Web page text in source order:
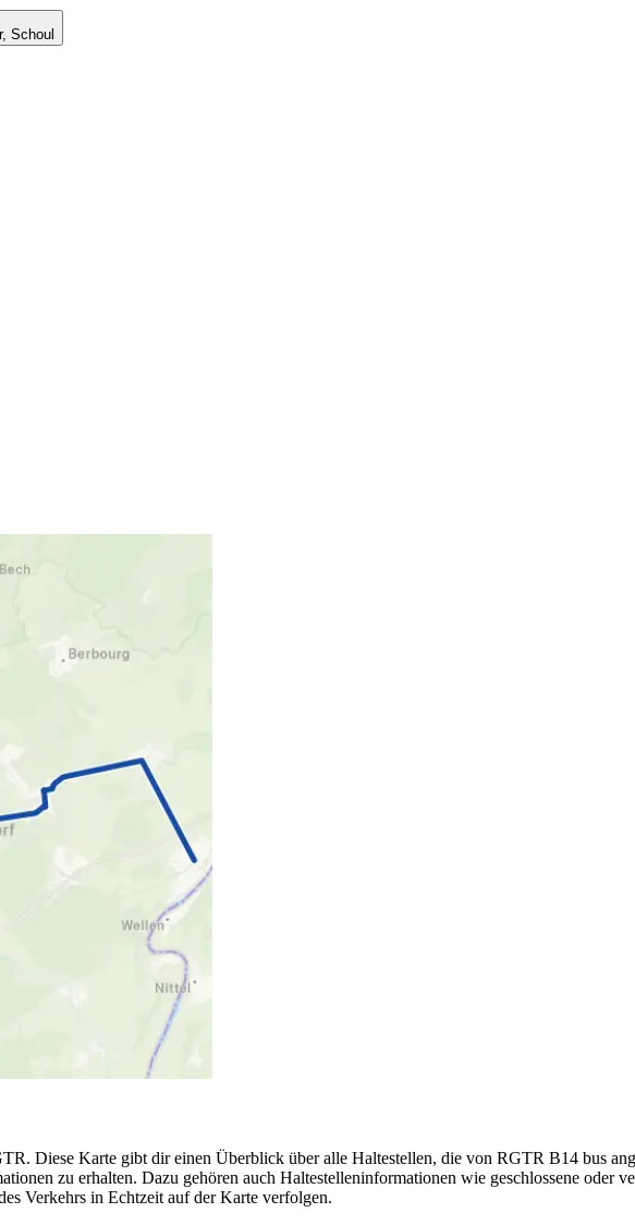
Schoul
Diese Karte gibt dir einen Überblick über alle Haltestellen, die von RGTR B14 bus
zu erhalten. Dazu gehören auch Haltestelleninformationen wie geschlossene oder
Verkehrs in Echtzeit auf der Karte verfolgen.